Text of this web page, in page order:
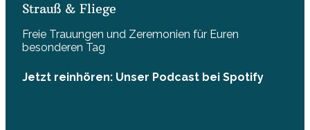
Strauß & Fliege
Freie Trauungen und Zeremonien für Euren
besonderen Tag
Jetzt reinhören: Unser Podcast bei Spotify